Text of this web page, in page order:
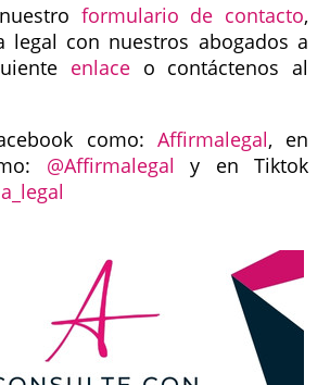
formulario de contacto,
legal con nuestros abogados a
enlace o contáctenos al
como: Affirmalegal, en
@Affirmalegal y en Tiktok